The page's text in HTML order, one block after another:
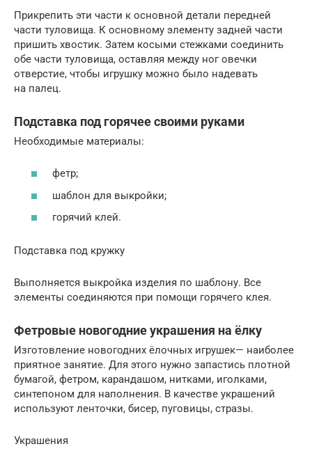
Прикрепить эти части к основной детали передней
части туловища. К основному элементу задней части
пришить хвостик. Затем косыми стежками соединить
обе части туловища, оставляя между ног овечки
отверстие, чтобы игрушку можно было надевать
на палец.
Подставка под горячее своими руками
Необходимые материалы:
фетр;
шаблон для выкройки;
горячий клей.
Подставка под кружку
Выполняется выкройка изделия по шаблону. Все
элементы соединяются при помощи горячего клея.
Фетровые новогодние украшения на ёлку
Изготовление новогодних ёлочных игрушек— наиболее
приятное занятие. Для этого нужно запастись плотной
бумагой, фетром, карандашом, нитками, иголками,
синтепоном для наполнения. В качестве украшений
используют ленточки, бисер, пуговицы, стразы.
Украшения